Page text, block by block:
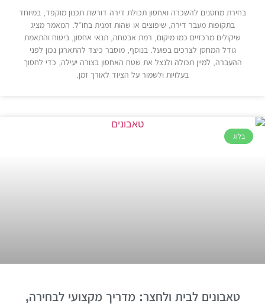
בחירת מחסנים להשכרה ואחסון תכולת דירה דורשת תכנון מוקפד, במיוחד
בתקופות מעבר דירה, שיפוצים או שהות זמנית בחו״ל. המאמר מציג
שיקולים מרכזיים כמו מיקום, רמת אבטחה, תנאי אחסון, ביטוח והתאמת
גודל המחסן לצרכים בפועל. בנוסף, מוסבר כיצד להתארגן נכון לפני
ההעברה, למיין תכולה ולנצל את שטח האחסון בצורה יעילה, כדי לחסוך
בעלויות ולשמור על הציוד לאורך זמן.
בלוג
טאבונים לבית ולחצר: מדריך מקצועי לבחירה,